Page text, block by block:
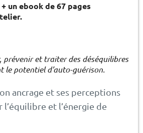
un ebook de 67 pages
prévenir et traiter des déséquilibres
le potentiel d’auto-guérison.
ancrage et ses perceptions
et l’énergie de